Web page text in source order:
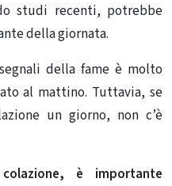
studi recenti, potrebbe
della giornata.
della fame è molto
al mattino. Tuttavia, se
un giorno, non c’è
è importante